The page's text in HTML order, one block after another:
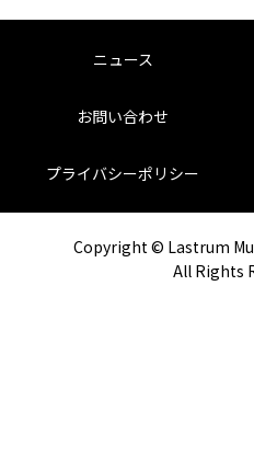
ニュース
お問い合わせ
プライバシーポリシー
Copyright © Lastrum
All Rights